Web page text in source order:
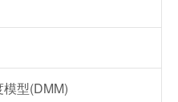
型(DMM)